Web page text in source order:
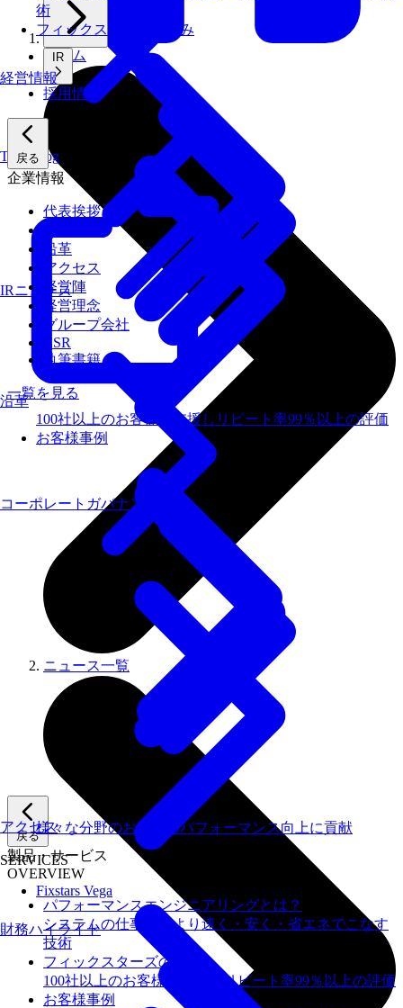
Tech Blog
IRニュース
IR
採用情報
戻る
企業情報
代表挨拶
沿革
アクセス
経営陣
経営理念
グループ会社
CSR
執筆書籍
一覧を見る
戻る
製品・サービス
OVERVIEW
パフォーマンスエンジニアリングとは？
システムの仕事を、より速く・安く・省エネでこなす
技術
フィックスターズの​強み
100社以上のお客様を支援しリピート率99％以上の評価
お客様事例
沿革
アクセス
術
フィックスターズの​強み
100社以上のお客様を支援しリピート率99％以上の評価
お客様事例
様々な分野のお客様のパフォーマンス向上に貢献
SERVICES
Fixstars Vega
経営情報
コーポレートガバナンス
財務ハイライト
ホーム
ニュース一覧